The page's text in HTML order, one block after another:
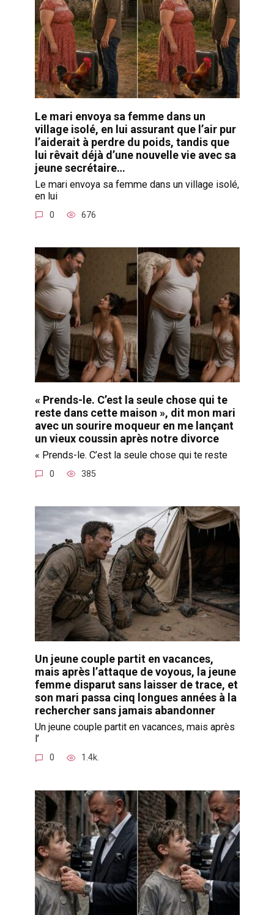
Le mari envoya sa femme dans un
village isolé, en lui assurant que l’air pur
l’aiderait à perdre du poids, tandis que
lui rêvait déjà d’une nouvelle vie avec sa
jeune secrétaire…
Le mari envoya sa femme dans un village isolé,
en lui
0 676
« Prends-le. C’est la seule chose qui te
reste dans cette maison », dit mon mari
avec un sourire moqueur en me lançant
un vieux coussin après notre divorce
« Prends-le. C’est la seule chose qui te reste
0 385
Un jeune couple partit en vacances,
mais après l’attaque de voyous, la jeune
femme disparut sans laisser de trace, et
son mari passa cinq longues années à la
rechercher sans jamais abandonner
Un jeune couple partit en vacances, mais après
l’
0 1.4k.